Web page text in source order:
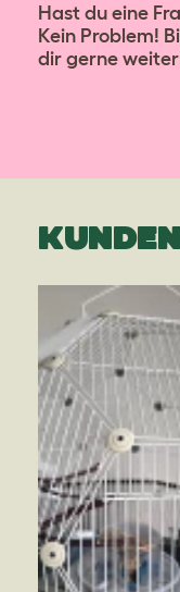
Hast du eine
Kein Problem!
dir gerne